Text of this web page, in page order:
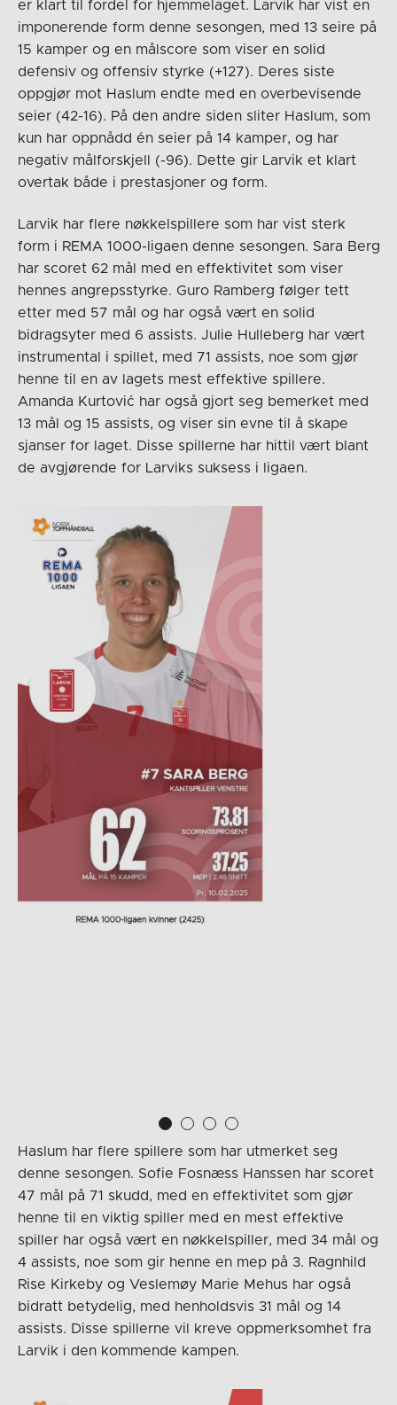
er klart til fordel for hjemmelaget. Larvik har vist en
imponerende form denne sesongen, med 13 seire på
15 kamper og en målscore som viser en solid
defensiv og offensiv styrke (+127). Deres siste
oppgjør mot Haslum endte med en overbevisende
seier (42-16). På den andre siden sliter Haslum, som
kun har oppnådd én seier på 14 kamper, og har
negativ målforskjell (-96). Dette gir Larvik et klart
overtak både i prestasjoner og form.
Larvik har flere nøkkelspillere som har vist sterk
form i REMA 1000-ligaen denne sesongen. Sara Berg
har scoret 62 mål med en effektivitet som viser
hennes angrepsstyrke. Guro Ramberg følger tett
etter med 57 mål og har også vært en solid
bidragsyter med 6 assists. Julie Hulleberg har vært
instrumental i spillet, med 71 assists, noe som gjør
henne til en av lagets mest effektive spillere.
Amanda Kurtović har også gjort seg bemerket med
13 mål og 15 assists, og viser sin evne til å skape
sjanser for laget. Disse spillerne har hittil vært blant
de avgjørende for Larviks suksess i ligaen.
Haslum har flere spillere som har utmerket seg
denne sesongen. Sofie Fosnæss Hanssen har scoret
47 mål på 71 skudd, med en effektivitet som gjør
henne til en viktig spiller med en mest effektive
spiller har også vært en nøkkelspiller, med 34 mål og
4 assists, noe som gir henne en mep på 3. Ragnhild
Rise Kirkeby og Veslemøy Marie Mehus har også
bidratt betydelig, med henholdsvis 31 mål og 14
assists. Disse spillerne vil kreve oppmerksomhet fra
Larvik i den kommende kampen.